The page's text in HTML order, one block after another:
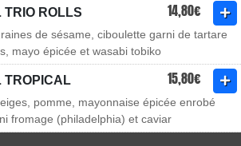
TRIO ROLLS 14,80€
de sésame, ciboulette garni de tartare
mayo épicée et wasabi tobiko
TROPICAL 15,80€
pomme, mayonnaise épicée enrobé
fromage (philadelphia) et caviar